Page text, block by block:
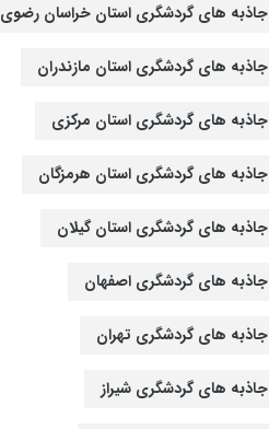
جاذبه های گردشگری استان خراسان رضوی
جاذبه های گردشگری استان مازندران
جاذبه های گردشگری استان مرکزی
جاذبه های گردشگری استان هرمزگان
جاذبه های گردشگری استان گیلان
جاذبه های گردشگری اصفهان
جاذبه های گردشگری تهران
جاذبه های گردشگری شیراز